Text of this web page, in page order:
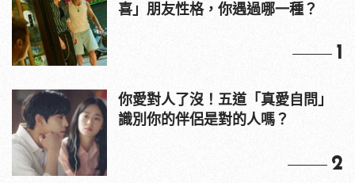
喜」朋友性格，你遇過哪一種？
1
你愛對人了沒！五道「真愛自問」
識別你的伴侶是對的人嗎？
2